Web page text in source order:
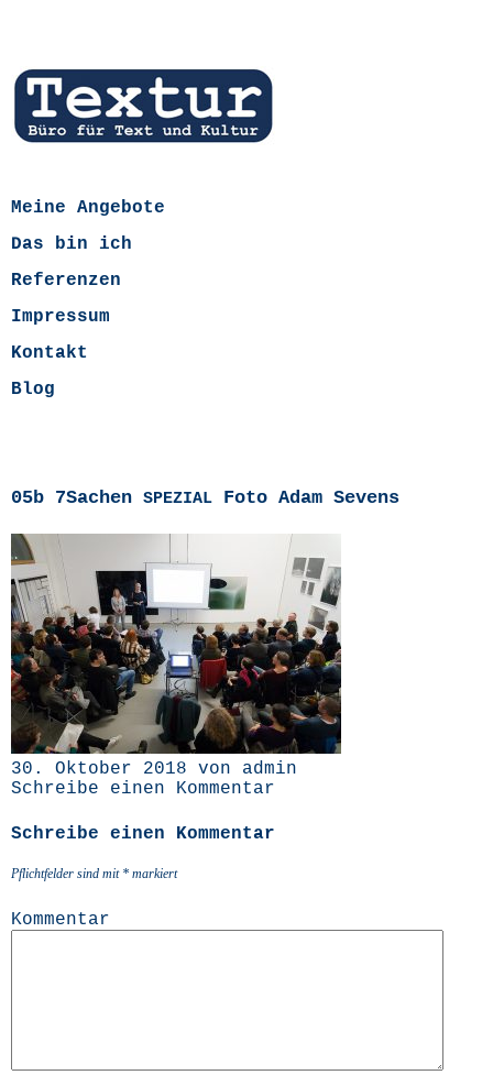
Meine Angebote
Das bin ich
Referenzen
Impressum
Kontakt
Blog
05b 7Sachen SPEZIAL Foto Adam Sevens
30. Oktober 2018 von admin
Schreibe einen Kommentar
Schreibe einen Kommentar
Pflichtfelder sind mit * markiert
Kommentar